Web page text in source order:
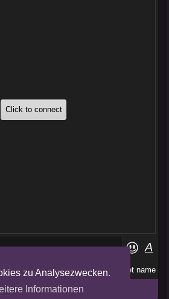
zu Analysezwecken.
Informationen
Folge uns auf